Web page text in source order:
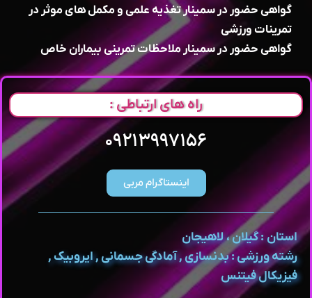
گواهی حضور در سمینار تغذیه علمی و مکمل های موثر در
تمرینات ورزشی
گواهی حضور در سمینار ملاحظات تمرینی بیماران خاص
راه های ارتباطی :
۰۹۲۱۳۹۹۷۱۵۶
اینستاگرام مربی
استان : گیلان ، لاهیجان
رشته ورزشی : بدنسازی , آمادگی جسمانی , ایروبیک ,
فیزیکال فیتنس